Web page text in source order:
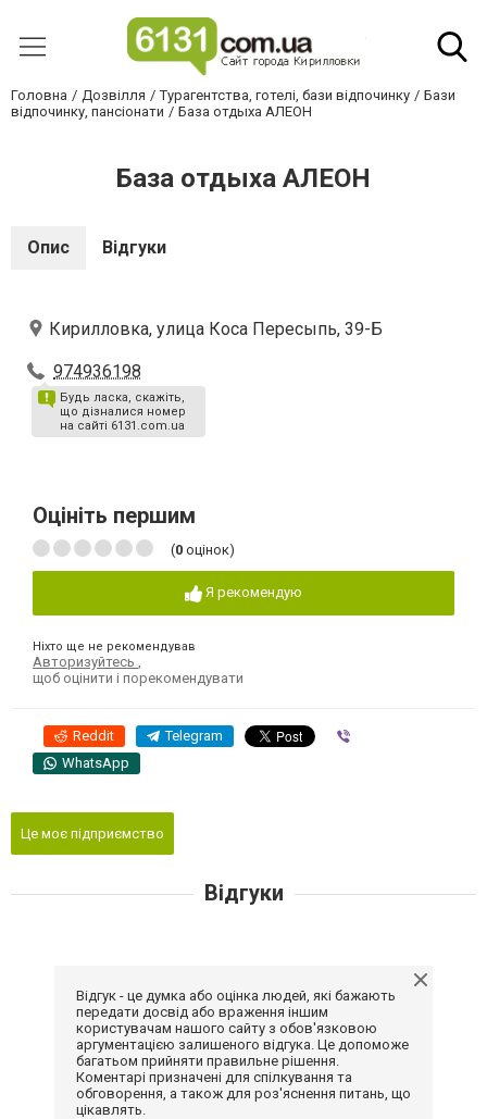
Головна Дозвілля Турагентства, готелі, бази відпочинку
Бази
відпочинку, пансіонати
База отдыха АЛЕОН
База отдыха АЛЕОН
Опис Відгуки
Кирилловка, улица Коса Пересыпь, 39-Б
974936198
Будь ласка, скажіть,
що дізналися номер
на сайті 6131.com.ua
Оцініть першим
(0 оцінок)
Я рекомендую
Ніхто ще не рекомендував
Авторизуйтесь
щоб оцінити і порекомендувати
Reddit Telegram
WhatsApp
Це моє підприємство
Відгуки
Відгук - це думка або оцінка людей, які бажають
передати досвід або враження іншим
користувачам нашого сайту з обов'язковою
аргументацією залишеного відгука. Це допоможе
багатьом прийняти правильне рішення.
Коментарі призначені для спілкування та
обговорення, а також для роз'яснення питань, що
цікавлять.